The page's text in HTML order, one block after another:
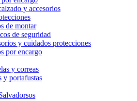
y accesorios
de montar
de seguridad
y cuidados protecciones
por encargo
y correas
y portafustas